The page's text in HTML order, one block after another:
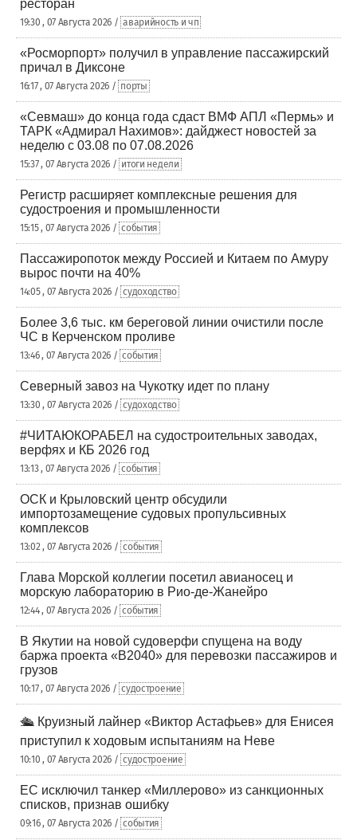
ресторан
19:30 , 07 Августа 2026 / аварийность и чп
«Росморпорт» получил в управление пассажирский
причал в Диксоне
16:17 , 07 Августа 2026 / порты
«Севмаш» до конца года сдаст ВМФ АПЛ «Пермь» и
ТАРК «Адмирал Нахимов»: дайджест новостей за
неделю с 03.08 по 07.08.2026
15:37 , 07 Августа 2026 / итоги недели
Регистр расширяет комплексные решения для
судостроения и промышленности
15:15 , 07 Августа 2026 / события
Пассажиропоток между Россией и Китаем по Амуру
вырос почти на 40%
14:05 , 07 Августа 2026 / судоходство
Более 3,6 тыс. км береговой линии очистили после
ЧС в Керченском проливе
13:46 , 07 Августа 2026 / события
Северный завоз на Чукотку идет по плану
13:30 , 07 Августа 2026 / судоходство
#ЧИТАЮКОРАБЕЛ на судостроительных заводах,
верфях и КБ 2026 год
13:13 , 07 Августа 2026 / события
ОСК и Крыловский центр обсудили
импортозамещение судовых пропульсивных
комплексов
13:02 , 07 Августа 2026 / события
Глава Морской коллегии посетил авианосец и
морскую лабораторию в Рио-де-Жанейро
12:44 , 07 Августа 2026 / события
В Якутии на новой судоверфи спущена на воду
баржа проекта «В2040» для перевозки пассажиров и
грузов
10:17 , 07 Августа 2026 / судостроение
🛳️ Круизный лайнер «Виктор Астафьев» для Енисея
приступил к ходовым испытаниям на Неве
10:10 , 07 Августа 2026 / судостроение
ЕС исключил танкер «Миллерово» из санкционных
списков, признав ошибку
09:16 , 07 Августа 2026 / события